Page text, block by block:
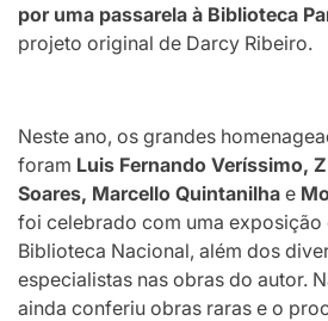
por uma passarela à Biblioteca
projeto original de Darcy Ribeiro.
Neste ano, os grandes
foram Luis Fernando Veríssimo,
Soares, Marcello Quintanilha e
foi celebrado com uma exposição
Biblioteca Nacional, além dos
especialistas nas obras do autor.
ainda conferiu obras raras e o